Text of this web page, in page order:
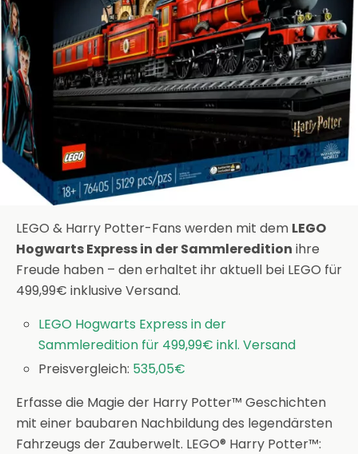
LEGO & Harry Potter-Fans werden mit dem LEGO
Hogwarts Express in der Sammleredition ihre
Freude haben – den erhaltet ihr aktuell bei LEGO für
499,99€ inklusive Versand.
LEGO Hogwarts Express in der
Sammleredition für 499,99€ inkl. Versand
Preisvergleich: 535,05€
Erfasse die Magie der Harry Potter™ Geschichten
mit einer baubaren Nachbildung des legendärsten
Fahrzeugs der Zauberwelt. LEGO® Harry Potter™: